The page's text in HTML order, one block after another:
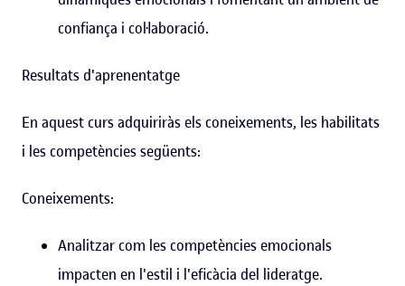
confiança i col·laboració.
Resultats d'aprenentatge
En aquest curs adquiriràs els coneixements, les habilitats
i les competències següents:
Coneixements:
Analitzar com les competències emocionals
impacten en l'estil i l'eficàcia del lideratge.